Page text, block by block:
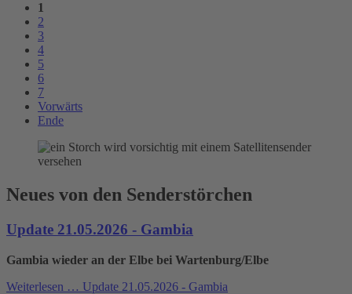
1
2
3
4
5
6
7
Vorwärts
Ende
Neues von den Senderstörchen
Update 21.05.2026 - Gambia
Gambia wieder an der Elbe bei Wartenburg/Elbe
Weiterlesen … Update 21.05.2026 - Gambia